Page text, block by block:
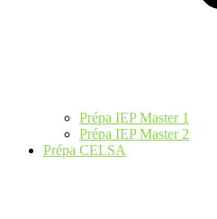
Prépa IEP Master 1
Prépa IEP Master 2
Prépa CELSA